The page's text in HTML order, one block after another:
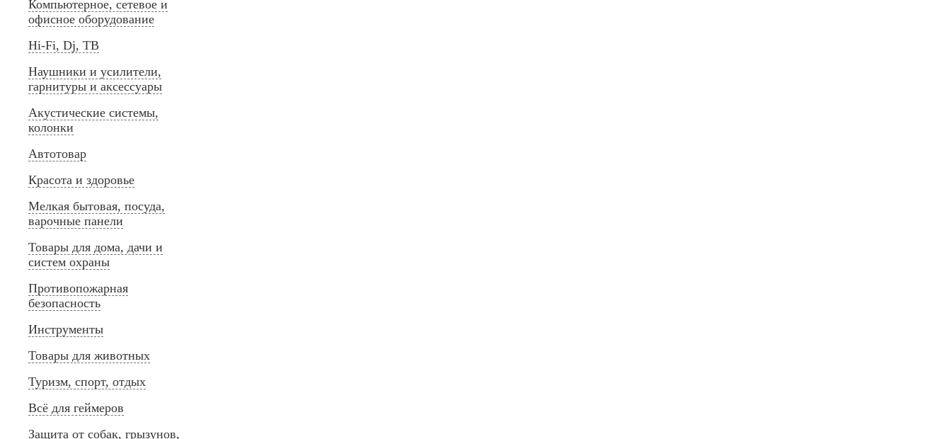
Компьютерное, сетевое и
офисное оборудование
Hi-Fi, Dj, ТВ
Наушники и усилители,
гарнитуры и аксессуары
Акустические системы,
колонки
Автотовар
Красота и здоровье
Мелкая бытовая, посуда,
варочные панели
Товары для дома, дачи и
систем охраны
Противопожарная
безопасность
Инструменты
Товары для животных
Туризм, спорт, отдых
Всё для геймеров
Защита от собак, грызунов,